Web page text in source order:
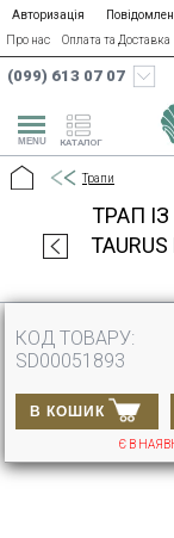
Авторизація
Про нас
Оплата та Доставка
(099) 613 07 07
КАТАЛОГ
Трапи
ТРАП
КОД ТОВАРУ:
SD00051893
В КОШИК
Є В